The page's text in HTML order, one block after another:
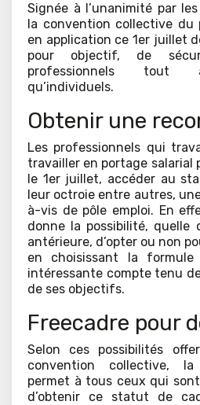
Signée à l’unanimité par
la convention collective du
en application ce 1er juillet
pour objectif, de
professionnels tout
qu’individuels.
Obtenir une
Les professionnels qui
travailler en portage salarial
le 1er juillet, accéder au
leur octroie entre autres,
à-vis de pôle emploi. En
donne la possibilité, quelle
antérieure, d’opter ou non
en choisissant la
intéressante compte tenu
de ses objectifs.
Freecadre pour
Selon ces possibilités
convention collective,
permet à tous ceux qui sont
d’obtenir ce statut de